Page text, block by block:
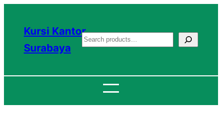
konten
Kursi Kantor
Surabaya
S
a
c